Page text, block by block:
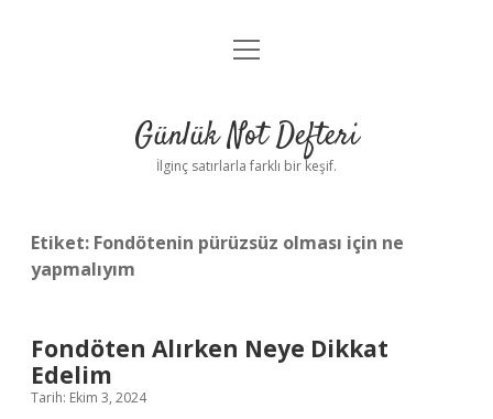
Anasayfa
Yasal Uyarı
menüyü
Günlük Not Defteri
İlginç satırlarla farklı bir keşif.
Etiket: Fondötenin pürüzsüz olması için ne
yapmalıyım
Fondöten Alırken Neye Dikkat
Edelim
Tarih: Ekim 3, 2024